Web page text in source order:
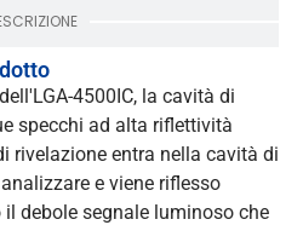
4500IC, la cavità di
specchi ad alta riflettività
rivelazione entra nella cavità di
e viene riflesso
debole segnale luminoso che